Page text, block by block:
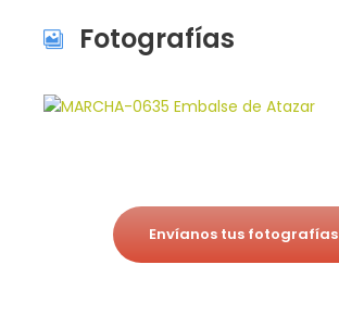
Fotografías
Envíanos tus fotografías